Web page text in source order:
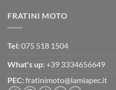
FRATINI MOTO
Tel: 075 518 1504
What's up: +39 3334656649
PEC: fratinimoto@lamiapec.it